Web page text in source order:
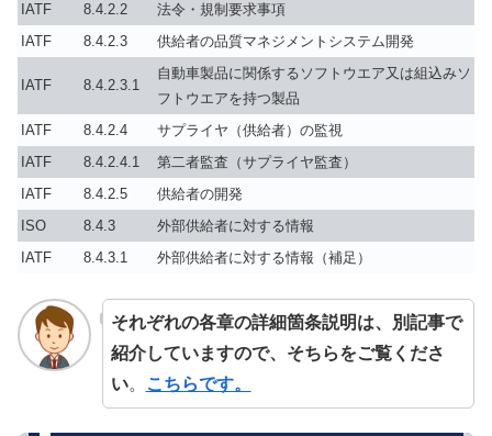
IATF
8.4.2.2
法令・規制要求事項
IATF
8.4.2.3 供給者の品質マネジメントシステム開発
IATF 8.4.2.3.1
自動車製品に関係するソフトウエア又は組込みソ
フトウエアを持つ製品
IATF
8.4.2.4
サプライヤ（供給者）の監視
IATF
8.4.2.4.1
第二者監査（サプライヤ監査）
IATF
8.4.2.5
供給者の開発
ISO
8.4.3
外部供給者に対する情報
IATF
8.4.3.1 外部供給者に対する情報（補足）
それぞれの各章の詳細箇条説明は、別記事で
紹介していますので、そちらをご覧くださ
い。 こちらです。